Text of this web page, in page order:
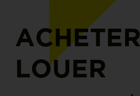
ACHETER
LOUER